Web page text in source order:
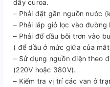
dây curoa.
– Phải đặt gần nguồn nước
– Phải lắp giỏ lọc vào đường
– Phải đổ dầu bôi trơn vào
( để dầu ở mức giữa của
– Sử dụng nguồn điện theo
(220V hoặc 380V).
– Kiểm tra vị trí các van ở